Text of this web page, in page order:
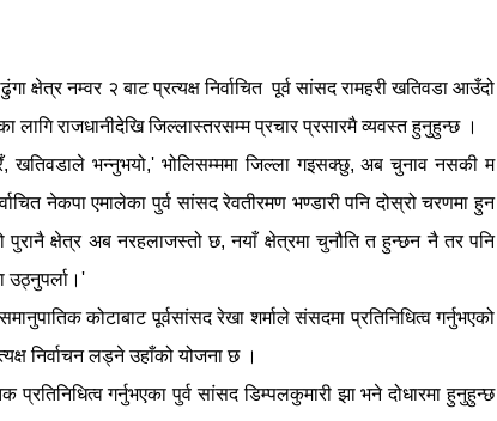
नम्वर २ बाट प्रत्यक्ष निर्वाचित पूर्व सांसद रामहरी खतिवडा आउँदो
लागि राजधानीदेखि जिल्लास्तरसम्म प्रचार प्रसारमै व्यवस्त हुनुहुन्छ ।
भन्नुभयो,' भोलिसम्ममा जिल्ला गइसक्छु, अब चुनाव नसकी म
नेकपा एमालेका पुर्व सांसद रेवतीरमण भण्डारी पनि दोस्रो चरणमा हुन
पुरानै क्षेत्र अब नरहलाजस्तो छ, नयाँ क्षेत्रमा चुनौति त हुन्छन नै तर पनि
उठ्नुपर्ला।'
कोटाबाट पूर्वसांसद रेखा शर्माले संसदमा प्रतिनिधित्व गर्नुभएको
निर्वाचन लड्ने उहाँको योजना छ ।
प्रतिनिधित्व गर्नुभएका पुर्व सांसद डिम्पलकुमारी झा भने दोधारमा हुनुहुन्छ